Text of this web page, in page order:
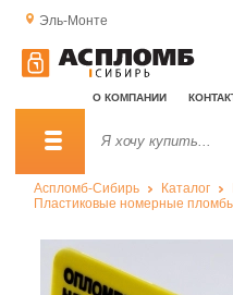
Эль-Монте
О КОМПАНИИ
Аспломб-Сибирь Каталог
Пластиковые номерные